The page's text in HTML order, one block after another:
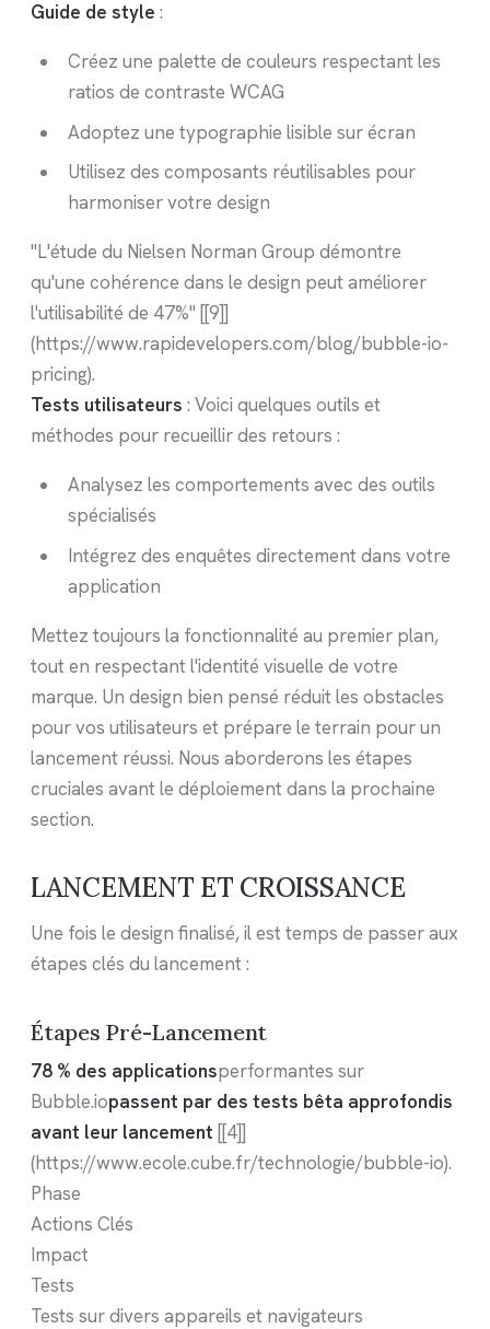
Guide de style :
Créez une palette de couleurs respectant les
ratios de contraste WCAG
Adoptez une typographie lisible sur écran
Utilisez des composants réutilisables pour
harmoniser votre design
"L'étude du Nielsen Norman Group démontre
qu'une cohérence dans le design peut améliorer
l'utilisabilité de 47%" [[9]]
(https://www.rapidevelopers.com/blog/bubble-io-
pricing).
Tests utilisateurs : Voici quelques outils et
méthodes pour recueillir des retours :
Analysez les comportements avec des outils
spécialisés
Intégrez des enquêtes directement dans votre
application
Mettez toujours la fonctionnalité au premier plan,
tout en respectant l'identité visuelle de votre
marque. Un design bien pensé réduit les obstacles
pour vos utilisateurs et prépare le terrain pour un
lancement réussi. Nous aborderons les étapes
cruciales avant le déploiement dans la prochaine
section.
LANCEMENT ET CROISSANCE
Une fois le design finalisé, il est temps de passer aux
étapes clés du lancement :
Étapes Pré-Lancement
78 % des applicationsperformantes sur
Bubble.iopassent par des tests bêta approfondis
avant leur lancement [[4]]
(https://www.ecole.cube.fr/technologie/bubble-io).
Phase
Actions Clés
Impact
Tests
Tests sur divers appareils et navigateurs